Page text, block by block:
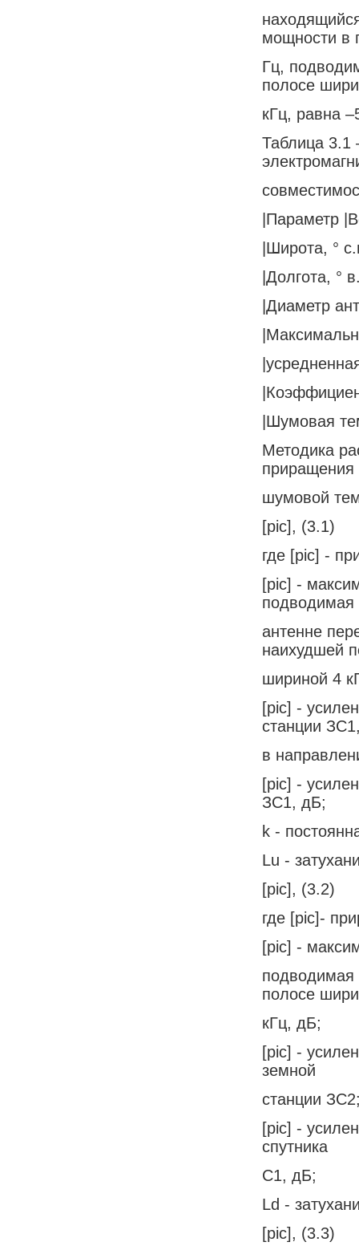
мощности в
Гц,
полосе
кГц, равна
Таблица
|Параметр
|Широта, °
|Долгота, °
|Диаметр
|Шумовая
Методика
приращения
шумовой
[pic], (3.1)
где [pic] -
[pic] -
подводимая
антенне
наихудшей
шириной 4
[pic] -
станции
в
[pic] -
ЗС1, дБ;
k -
Lu -
[pic], (3.2)
где [pic]-
[pic] -
подводимая
полосе
кГц, дБ;
[pic] -
земной
станции
[pic] -
спутника
С1, дБ;
Ld -
[pic], (3.3)